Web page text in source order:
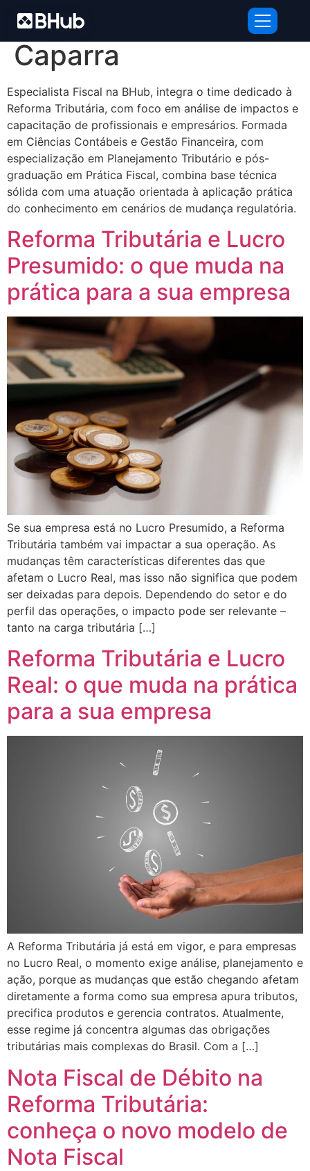
Autor:
Caparra
Especialista Fiscal na BHub, integra o time dedicado à
Reforma Tributária, com foco em análise de impactos e
capacitação de profissionais e empresários. Formada
em Ciências Contábeis e Gestão Financeira, com
especialização em Planejamento Tributário e pós-
graduação em Prática Fiscal, combina base técnica
sólida com uma atuação orientada à aplicação prática
do conhecimento em cenários de mudança regulatória.
Reforma Tributária e Lucro
Presumido: o que muda na
prática para a sua empresa
Se sua empresa está no Lucro Presumido, a Reforma
Tributária também vai impactar a sua operação. As
mudanças têm características diferentes das que
afetam o Lucro Real, mas isso não significa que podem
ser deixadas para depois. Dependendo do setor e do
perfil das operações, o impacto pode ser relevante –
tanto na carga tributária […]
Reforma Tributária e Lucro
Real: o que muda na prática
para a sua empresa
A Reforma Tributária já está em vigor, e para empresas
no Lucro Real, o momento exige análise, planejamento e
ação, porque as mudanças que estão chegando afetam
diretamente a forma como sua empresa apura tributos,
precifica produtos e gerencia contratos. Atualmente,
esse regime já concentra algumas das obrigações
tributárias mais complexas do Brasil. Com a […]
Nota Fiscal de Débito na
Reforma Tributária:
conheça o novo modelo de
Nota Fiscal